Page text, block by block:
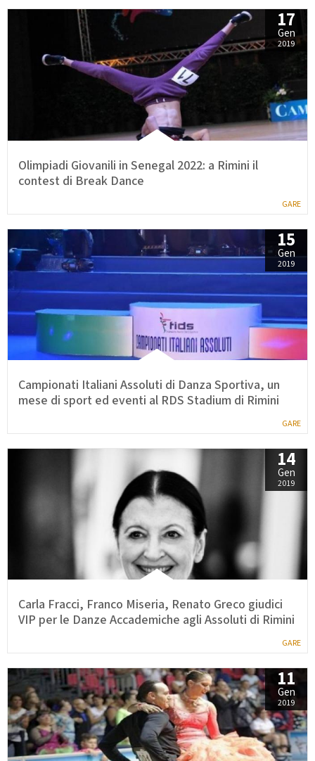
GARE
17
Gen
2019
Olimpiadi Giovanili in Senegal 2022: a Rimini il
contest di Break Dance
GARE
15
Gen
2019
Campionati Italiani Assoluti di Danza Sportiva, un
mese di sport ed eventi al RDS Stadium di Rimini
GARE
14
Gen
2019
Carla Fracci, Franco Miseria, Renato Greco giudici
VIP per le Danze Accademiche agli Assoluti di Rimini
11
Gen
2019